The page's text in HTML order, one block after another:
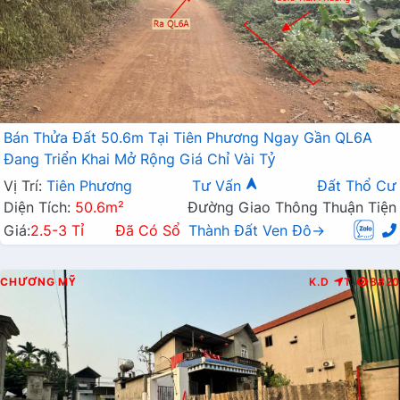
Bán Thửa Đất 50.6m Tại Tiên Phương Ngay Gần QL6A
Đang Triển Khai Mở Rộng Giá Chỉ Vài Tỷ
Vị Trí: Tiên Phương Tư Vấn
Đất Thổ Cư
Diện Tích: 50.6m²
Đường Giao Thông Thuận Tiện
Giá:2.5-3 Tỉ Đã Có Sổ Thành Đất Ven Đô→
CHƯƠNG MỸ K.D T 8820